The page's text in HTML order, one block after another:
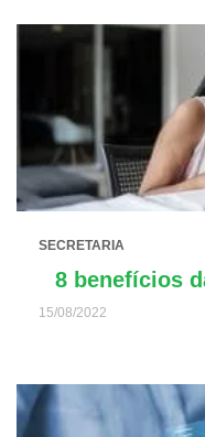
SECRETARIA
8 benefícios
15/08/2022